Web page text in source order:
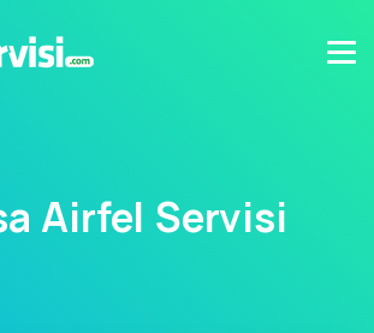
Airfel Servisi